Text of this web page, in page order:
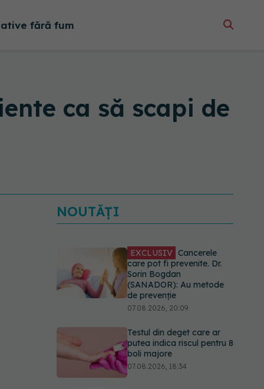
fără fum
ca să scapi de
NOUTĂȚI
EXCLUSIV Cancerele
care pot fi prevenite. Dr.
Sorin Bogdan
(SANADOR): Au metode
de prevenție
07.08.2026, 20:09
Testul din deget care ar
putea indica riscul pentru 8
boli majore
07.08.2026, 18:34